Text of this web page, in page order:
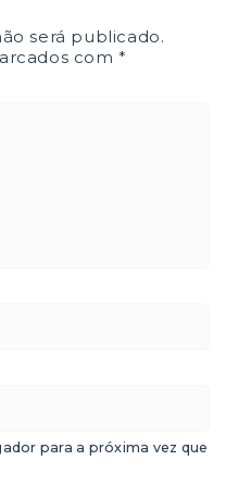
será publicado.
com*
para a próxima vez que